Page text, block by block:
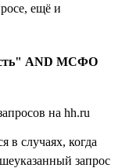
ещё и
AND МСФО
в случаях, когда
запрос